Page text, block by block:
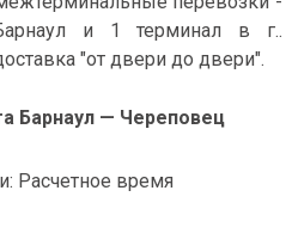
и 1 терминал в г..
"от двери до двери".
Барнаул — Череповец
Расчетное время